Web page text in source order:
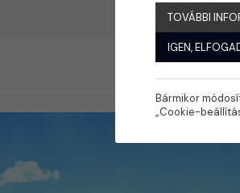
TOVÁBBI
IGEN,
Bármikor
„Cookie-